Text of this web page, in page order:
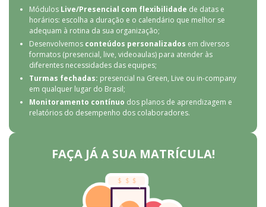
Módulos Live/Presencial com flexibilidade de datas e
horários: escolha a duração e o calendário que melhor se
adequam à rotina da sua organização;
Desenvolvemos conteúdos personalizados em diversos
formatos (presencial, live, videoaulas) para atender às
diferentes necessidades das equipes;
Turmas fechadas: presencial na Green, Live ou in-company
em qualquer lugar do Brasil;
Monitoramento contínuo dos planos de aprendizagem e
relatórios do desempenho dos colaboradores.
FAÇA JÁ A SUA MATRÍCULA!